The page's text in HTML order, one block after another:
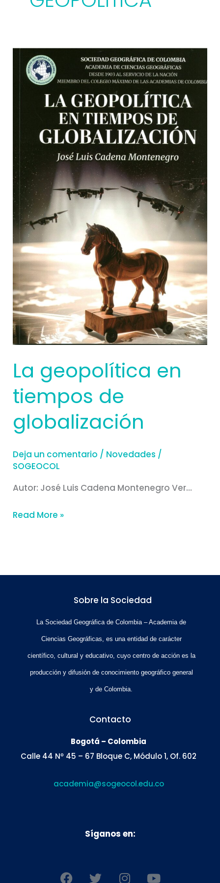
La geopolítica en
tiempos de
globalización
Deja un comentario / Novedades /
SOGEOCOL
Autor: José Luis Cadena Montenegro Ver…
geopolítica
tiempos
globalización
Read More »
Sobre la Sociedad
La Sociedad Geográfica de Colombia – Academia de
Ciencias Geográficas, es una entidad de carácter
científico, cultural y educativo, cuyo centro de acción es la
producción y difusión de conocimiento geográfico general
y de Colombia.
Contacto
Bogotá – Colombia
Calle 44 Nº 45 – 67 Bloque C, Módulo 1, Of. 602
academia@sogeocol.edu.co
Síganos en:
F T I Y